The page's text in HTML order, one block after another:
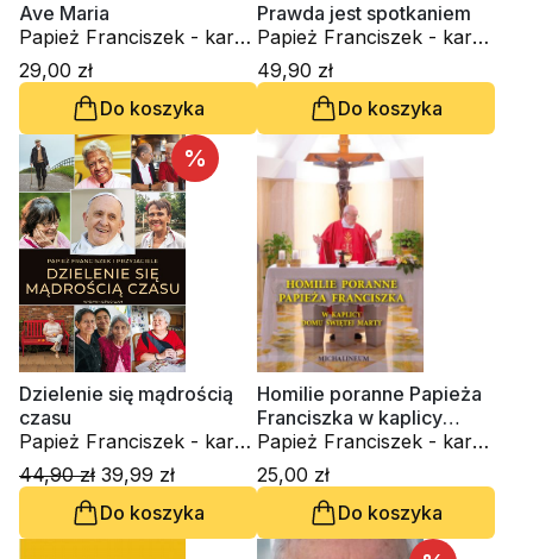
Ave Maria
Papież Franciszek - kard.
Jorge Mario Bergoglio
29,00 zł
Do koszyka
Prawda jest spotkaniem
Papież Franciszek - kard.
Jorge Mario Bergoglio
49,90 zł
Do koszyka
%
Dzielenie się mądrością
czasu
Papież Franciszek - kard.
Jorge Mario Bergoglio
44,90 zł 39,99 zł
Do koszyka
Homilie poranne Papieża
Franciszka w kaplicy
Domu św. Marty
Papież Franciszek - kard.
Jorge Mario Bergoglio
25,00 zł
Do koszyka